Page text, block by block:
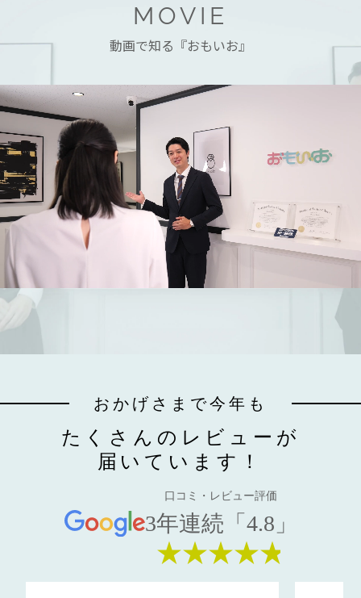
MOVIE
動画で知る『おもいお』
おかげさまで今年も
たくさんのレビューが
届いています！
口コミ・レビュー評価
3年連続「4.8」
★★★★★